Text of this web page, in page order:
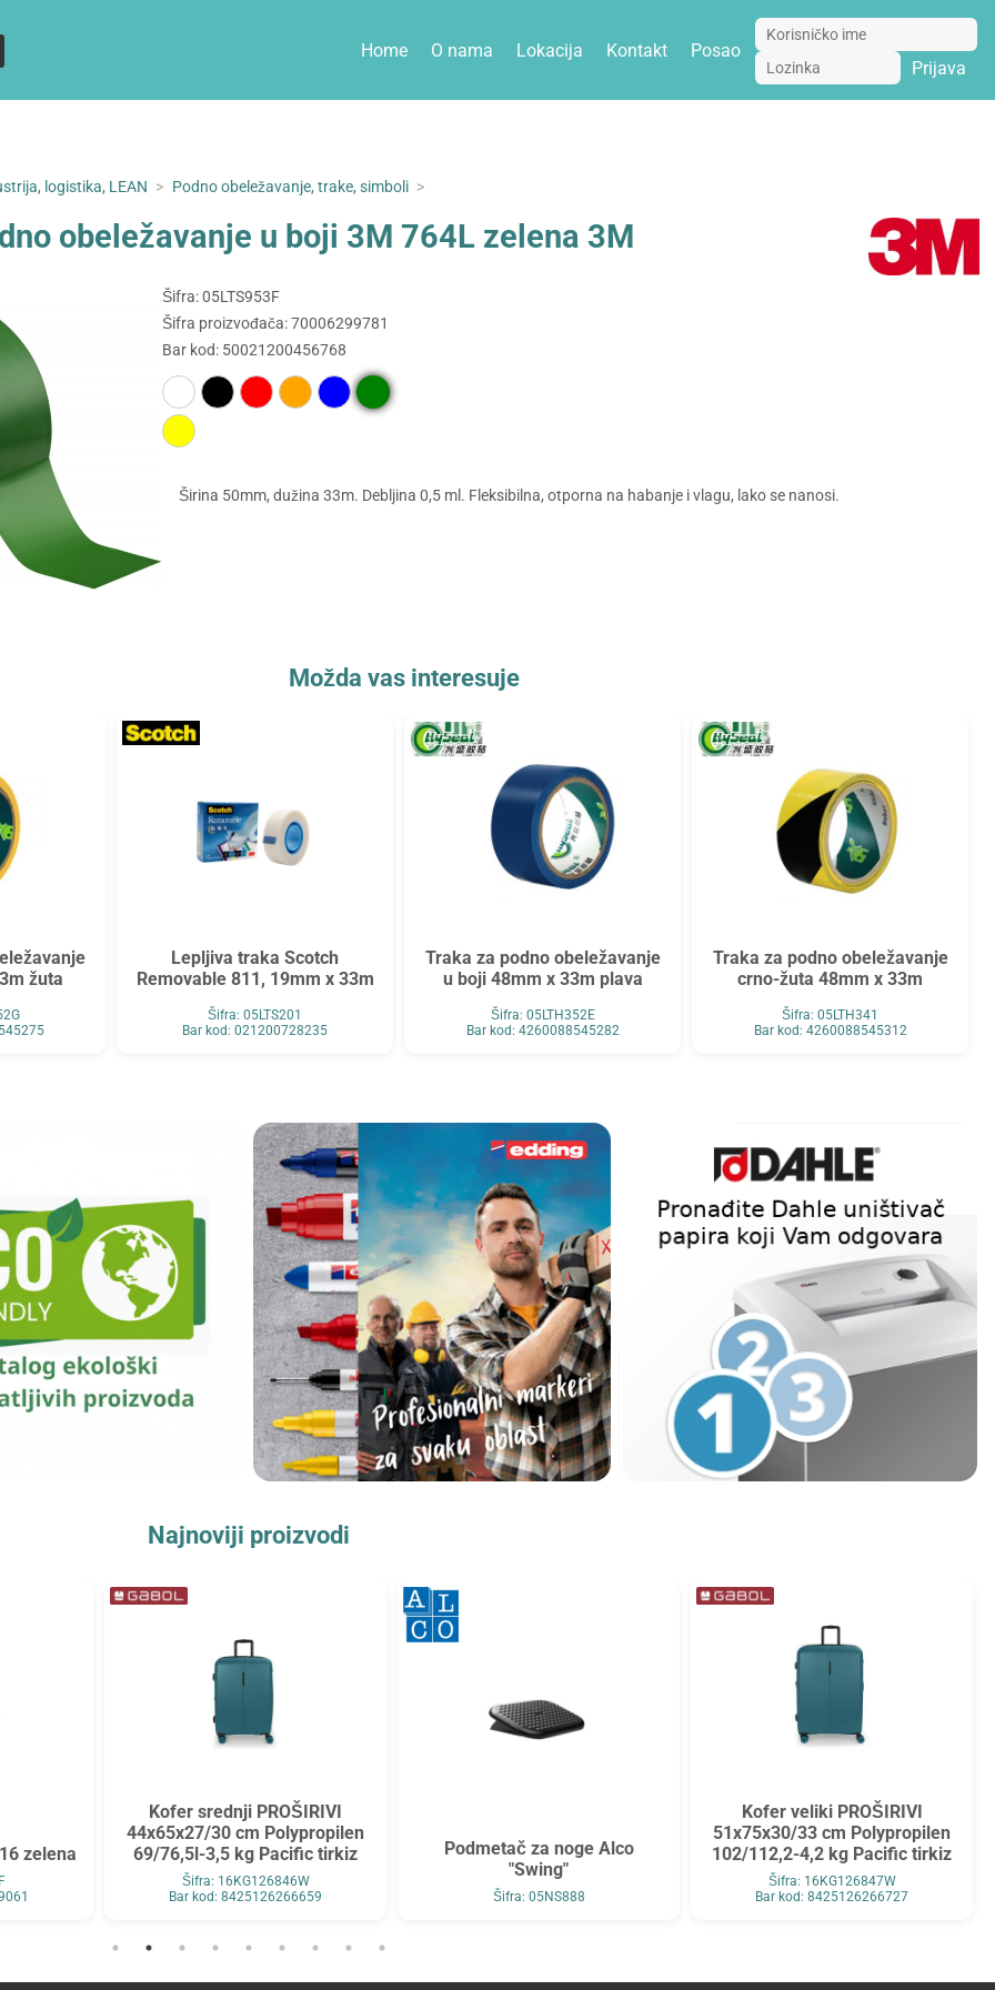
Home O nama Lokacija Kontakt
Posao
Prijava
logistika, LEAN > Podno obeležavanje, trake, simboli >
obeležavanje u boji 3M 764L zelena 3M
Šifra: 05LTS953F
Šifra proizvođača: 70006299781
Bar kod: 50021200456768
Širina 50mm, dužina 33m. Debljina 0,5 ml. Fleksibilna, otporna na habanje i vlagu, lako se nanosi.
Možda vas interesuje
žuta
Lepljiva traka Scotch
Removable 811, 19mm x 33m
Šifra: 05LTS201
Bar kod: 021200728235
Traka za podno obeležavanje
u boji 48mm x 33m plava
Šifra: 05LTH352E
Bar kod: 4260088545282
Traka za podno obeležavanje
crno-žuta 48mm x 33m
Šifra: 05LTH341
Bar kod: 4260088545312
Najnoviji proizvodi
zelena
Kofer srednji PROŠIRIVI
44x65x27/30 cm Polypropilen
69/76,5l-3,5 kg Pacific tirkiz
Šifra: 16KG126846W
Bar kod: 8425126266659
Podmetač za noge Alco
"Swing"
Šifra: 05NS888
Kofer veliki PROŠIRIVI
51x75x30/33 cm Polypropilen
102/112,2-4,2 kg Pacific tirkiz
Šifra: 16KG126847W
Bar kod: 8425126266727